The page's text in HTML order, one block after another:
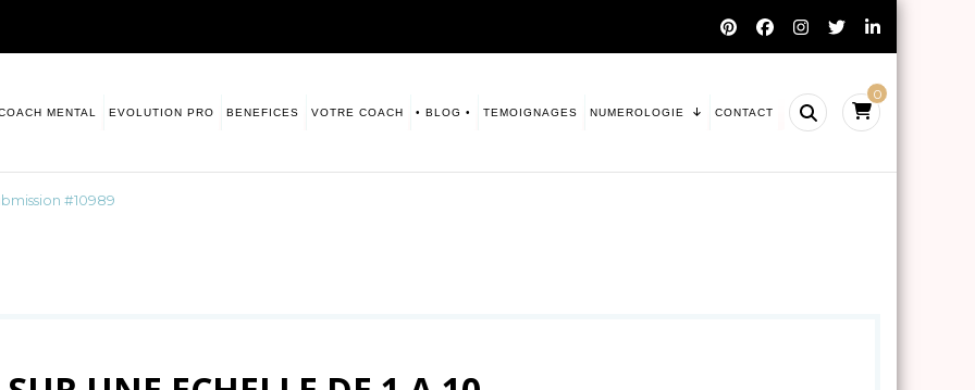
MENTAL EVOLUTION PRO BENEFICES VOTRE COACH • BLOG • TEMOIGNAGES NUMEROLOGIE CONTACT
0
#10989